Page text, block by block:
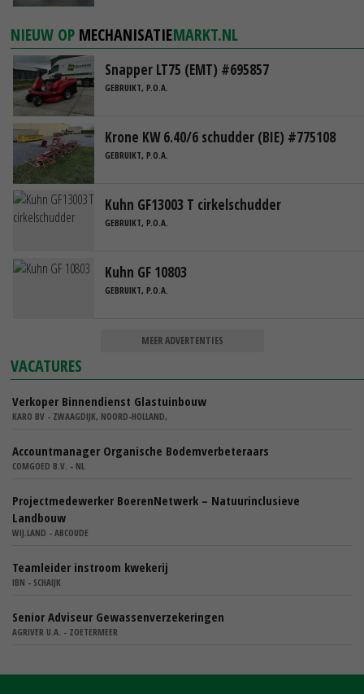
NIEUW OP MECHANISATIEMARKT.NL
Snapper LT75 (EMT) #695857
GEBRUIKT, P.O.A.
Krone KW 6.40/6 schudder (BIE) #775108
GEBRUIKT, P.O.A.
Kuhn GF13003 T cirkelschudder
GEBRUIKT, P.O.A.
Kuhn GF 10803
GEBRUIKT, P.O.A.
MEER ADVERTENTIES
VACATURES
Verkoper Binnendienst Glastuinbouw
KARO BV - ZWAAGDIJK, NOORD-HOLLAND,
Accountmanager Organische Bodemverbeteraars
COMGOED B.V. - NL
Projectmedewerker BoerenNetwerk – Natuurinclusieve
Landbouw
WIJ.LAND - ABCOUDE
Teamleider instroom kwekerij
IBN - SCHAIJK
Senior Adviseur Gewassenverzekeringen
AGRIVER U.A. - ZOETERMEER